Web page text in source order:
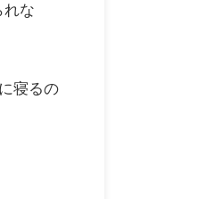
れな
寝るの